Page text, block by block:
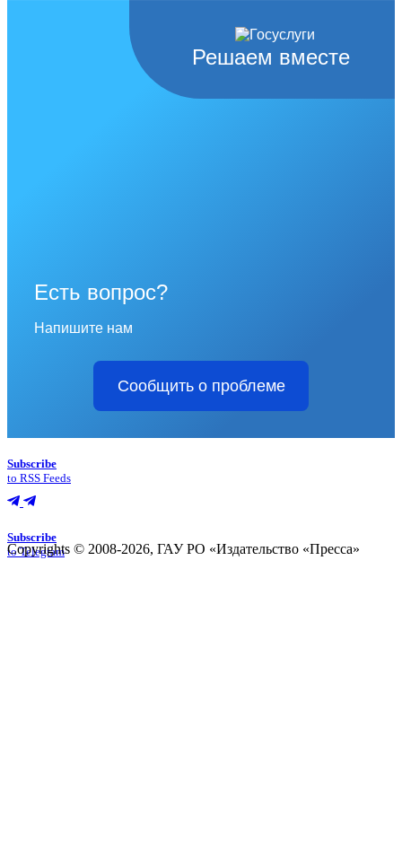
Решаем вместе
Есть вопрос?
Напишите нам
Сообщить о проблеме
Subscribe
to RSS Feeds
Subscribe
to Telegram
Copyrights © 2008-2026, ГАУ РО «Издательство «Пресса»